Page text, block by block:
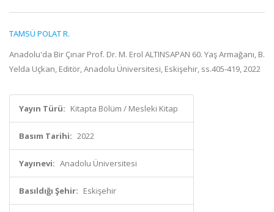
TAMSÜ POLAT R.
Anadolu'da Bir Çınar Prof. Dr. M. Erol ALTINSAPAN 60. Yaş Armağanı, B.
Yelda Uçkan, Editör, Anadolu Üniversitesi, Eskişehir, ss.405-419, 2022
Yayın Türü: Kitapta Bölüm / Mesleki Kitap
Basım Tarihi: 2022
Yayınevi: Anadolu Üniversitesi
Basıldığı Şehir: Eskişehir